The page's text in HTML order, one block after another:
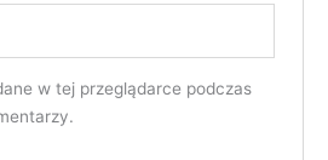
w tej przeglądarce podczas